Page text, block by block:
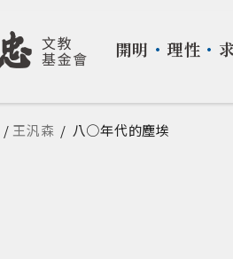
開明 ・ 理性 ・
/ 王汎森 / 八○年代的塵埃